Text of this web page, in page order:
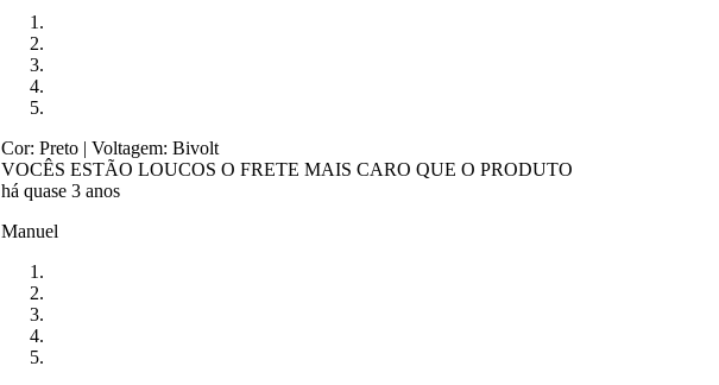
Cor: Preto | Voltagem: Bivolt
VOCÊS ESTÃO LOUCOS O FRETE MAIS CARO QUE O PRODUTO
há quase 3 anos
Manuel